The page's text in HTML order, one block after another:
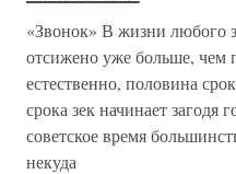
«Звонок» В жизни любого
отсижено уже больше, чем
естественно, половина
срока зек начинает загодя
советское время
некуда